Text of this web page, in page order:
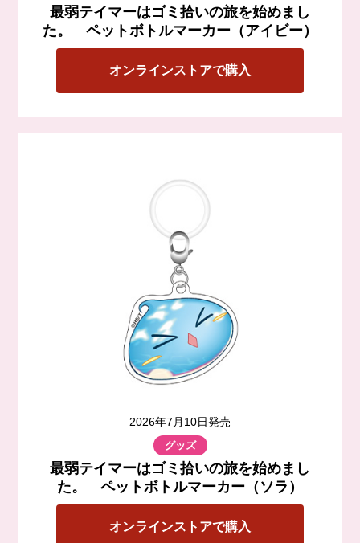
最弱テイマーはゴミ拾いの旅を始めまし
た。 ペットボトルマーカー（アイビー）
オンラインストアで購入
2026年7月10日発売
グッズ
最弱テイマーはゴミ拾いの旅を始めまし
た。 ペットボトルマーカー（ソラ）
オンラインストアで購入